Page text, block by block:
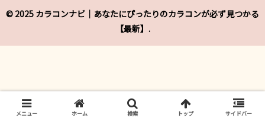
© 2025 カラコンナビ｜あなたにぴったりのカラコンが必ず見つかる
【最新】.
メニュー ホーム 検索 トップ サイドバー